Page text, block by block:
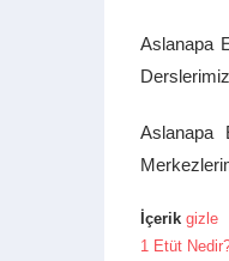
Aslanapa
Aslanapa
İçerik gizle
1 Etüt